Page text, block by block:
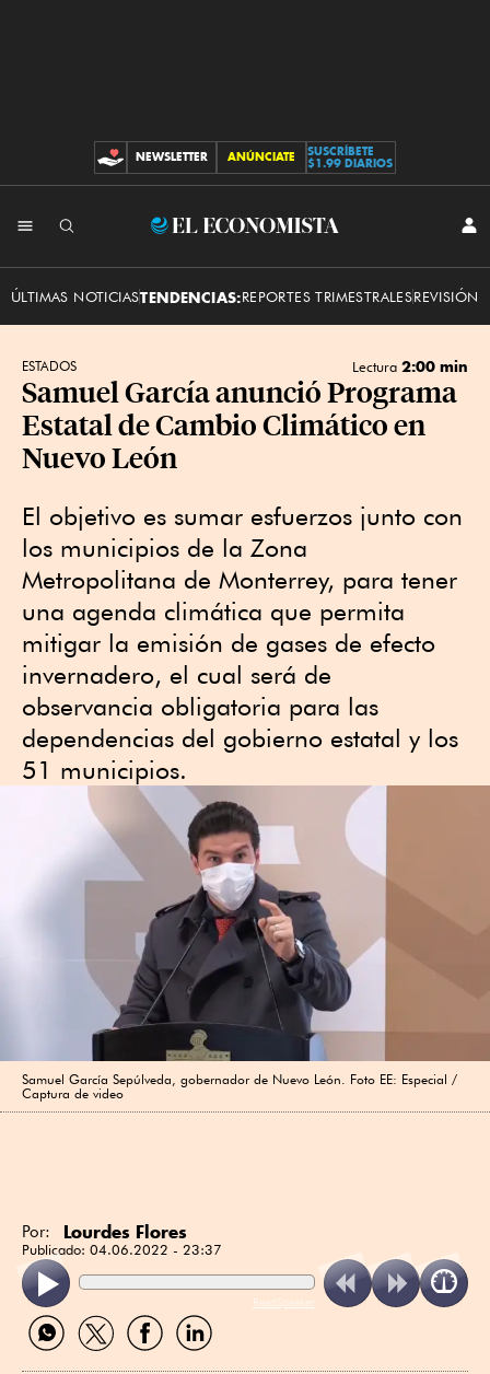
CONTRIBUCIONES
NEWSLETTER ANÚNCIATE
SUSCRÍBETE
$1.99 DIARIOS
El
ÚLTIMAS NOTICIASTENDENCIAS:REPORTES TRIMESTRALESREVISIÓN
ESTADOS Lectura 2:00 min
Samuel García anunció Programa
Estatal de Cambio Climático en
Nuevo León
El objetivo es sumar esfuerzos junto con
los municipios de la Zona
Metropolitana de Monterrey, para tener
una agenda climática que permita
mitigar la emisión de gases de efecto
invernadero, el cual será de
observancia obligatoria para las
dependencias del gobierno estatal y los
51 municipios.
Samuel García Sepúlveda, gobernador de Nuevo León. Foto EE: Especial /
Captura de video
Por: Lourdes Flores
Publicado: 04.06.2022 - 23:37
ReadSpeaker
Compartir
por
Compartir
por
Compartir
por
Compartir
por